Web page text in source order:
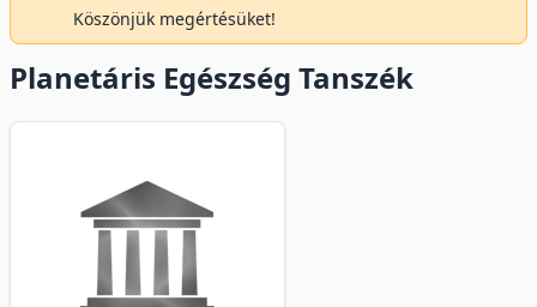
Köszönjük megértésüket!
Planetáris Egészség Tanszék